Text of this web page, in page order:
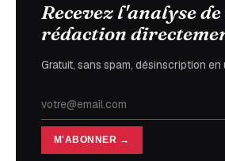
Recevez l'analyse
rédaction
Gratuit, sans spam, désinscription en
M'ABONNER →